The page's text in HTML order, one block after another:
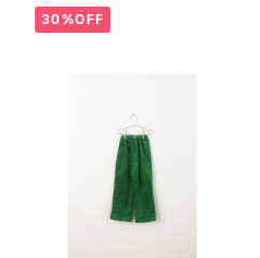
30%OFF